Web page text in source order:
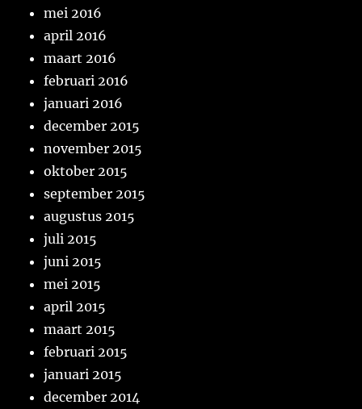
mei 2016
april 2016
maart 2016
februari 2016
januari 2016
december 2015
november 2015
oktober 2015
september 2015
augustus 2015
juli 2015
juni 2015
mei 2015
april 2015
maart 2015
februari 2015
januari 2015
december 2014